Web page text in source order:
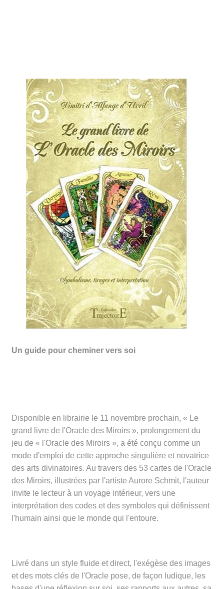
Un guide pour cheminer vers soi
Disponible en librairie le 11 novembre prochain, « Le
grand livre de l'Oracle des Miroirs », prolongement du
jeu de « l'Oracle des Miroirs », a été conçu comme un
mode d'emploi de cette approche singulière et novatrice
des arts divinatoires. Au travers des 53 cartes de l'Oracle
des Miroirs, illustrées par l'artiste Aurore Schmit, l'auteur
invite le lecteur à un voyage intérieur, vers une
interprétation des codes et des symboles qui définissent
l'humain ainsi que le monde qui l'entoure.
Livré dans un style fluide et direct, l'exégèse des images
et des mots clés de l'Oracle pose, de façon ludique, les